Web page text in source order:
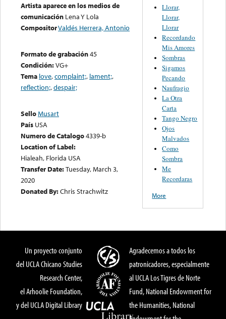
Artista aparece en los medios de
comunicación Lena Y Lola
CompositorValdés Herrera, Antonio
Formato de grabación45
Condición:VG+
Tema love,complaint;, lament;,
reflection;,despair;
SelloMusart
País USA
Numero de Catalogo4339-b
Location of Label:
Hialeah, Florida USA
Transfer Date:Tuesday, March 3,
2020
Donated By:Chris Strachwitz
Llorar,
Llorar,
Llorar
Recordando
Mis Amores
Sombras
Sigamos
Pecando
Naufragio
La Otra
Carta
Tango Negro
Ojos
Malvados
Como
Sombra
Me
Recordaras
More
Un proyecto conjunto
del UCLA Chicano Studies
Research Center,
el Arhoolie Foundation,
y del UCLA Digital Library
Agradecemos a todos los
patronicadores, especialmente
al UCLA Los Tigres de Norte
Fund, National Endowment for
the Humanities, National